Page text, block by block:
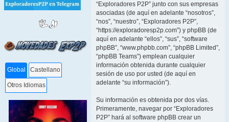
Global Castellano
Otros Idiomas
“Exploradores P2P” junto con sus empresas
asociadas (de aquí en adelante “nosotros”,
“nos”, “nuestro”, “Exploradores P2P”,
“https://exploradoresp2p.com”) y phpBB (de
aquí en adelante “ellos”, “sus”, “software
phpBB”, “www.phpbb.com”, “phpBB Limited”,
“phpBB Teams”) emplean cualquier
información obtenida durante cualquier
sesión de uso por usted (de aquí en
adelante “su información”).
Su información es obtenida por dos vías.
Primeramente, navegar por “Exploradores
P2P” hará al software phpBB crear un